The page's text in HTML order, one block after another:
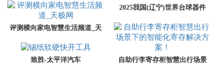
评测横向家电智慧生活频道_天
极网
致胜-太平洋汽车
2025我国(辽宁)世界台球器件
及体育配备饱览会邀请函
自助行李寄存柜智慧出行场景